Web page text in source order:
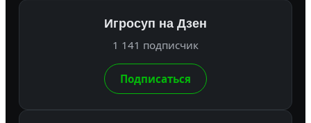
Игросуп на Дзен
1 141 подписчик
Подписаться